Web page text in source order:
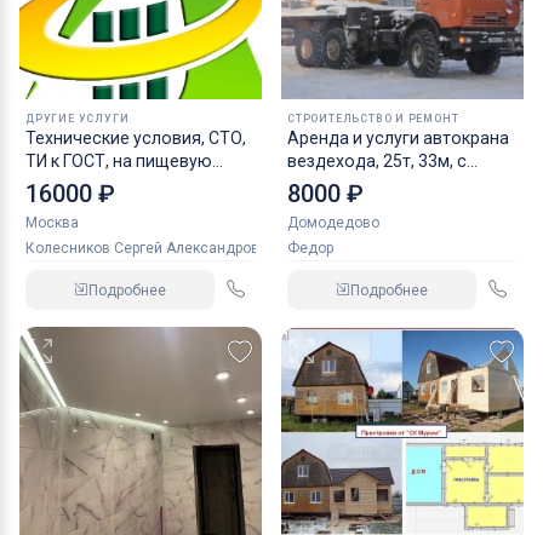
ДРУГИЕ УСЛУГИ
Технические условия, СТО,
ТИ к ГОСТ, на пищевую
продукцию, ХАССП, ППК,
Декларирование и
Сертификация
16000 ₽
Москва
Колесников Сергей Александрович
Подробнее
СТРОИТЕЛЬСТВО И РЕМОНТ
Аренда и услуги автокрана
вездехода, 25т, 33м, с
гуськом 9м
8000 ₽
Домодедово
Федор
Подробнее